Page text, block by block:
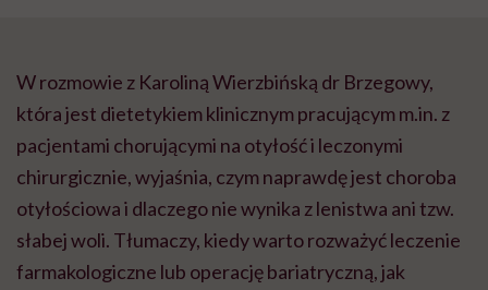
W rozmowie z Karoliną Wierzbińską dr Brzegowy,
która jest dietetykiem klinicznym pracującym m.in. z
pacjentami chorującymi na otyłość i leczonymi
chirurgicznie, wyjaśnia, czym naprawdę jest choroba
otyłościowa i dlaczego nie wynika z lenistwa ani tzw.
słabej woli. Tłumaczy, kiedy warto rozważyć leczenie
farmakologiczne lub operację bariatryczną, jak